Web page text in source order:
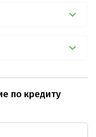
по кредиту